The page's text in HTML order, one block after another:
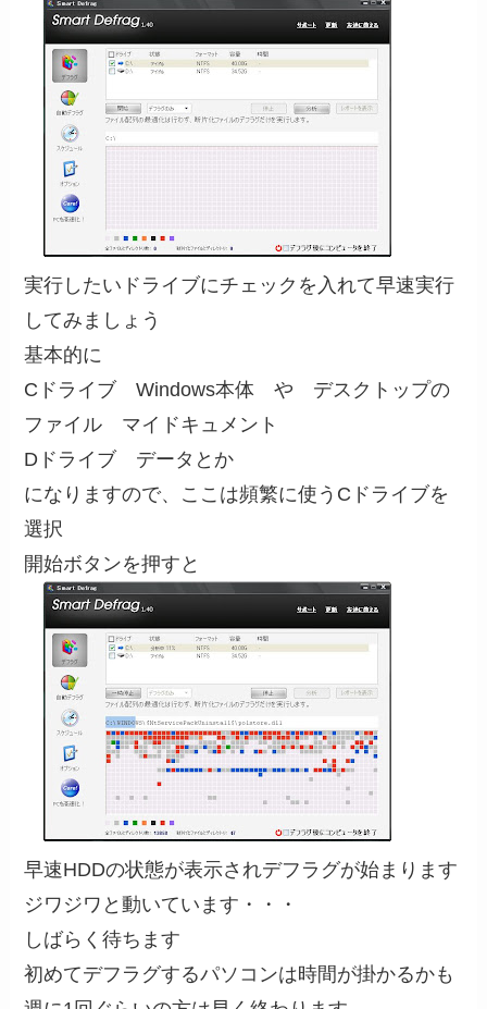
実行したいドライブにチェックを入れて早速実行
してみましょう
基本的に
Cドライブ Windows本体 や デスクトップの
ファイル マイドキュメント
Dドライブ データとか
になりますので、ここは頻繁に使うCドライブを
選択
開始ボタンを押すと
早速HDDの状態が表示されデフラグが始まります
ジワジワと動いています・・・
しばらく待ちます
初めてデフラグするパソコンは時間が掛かるかも